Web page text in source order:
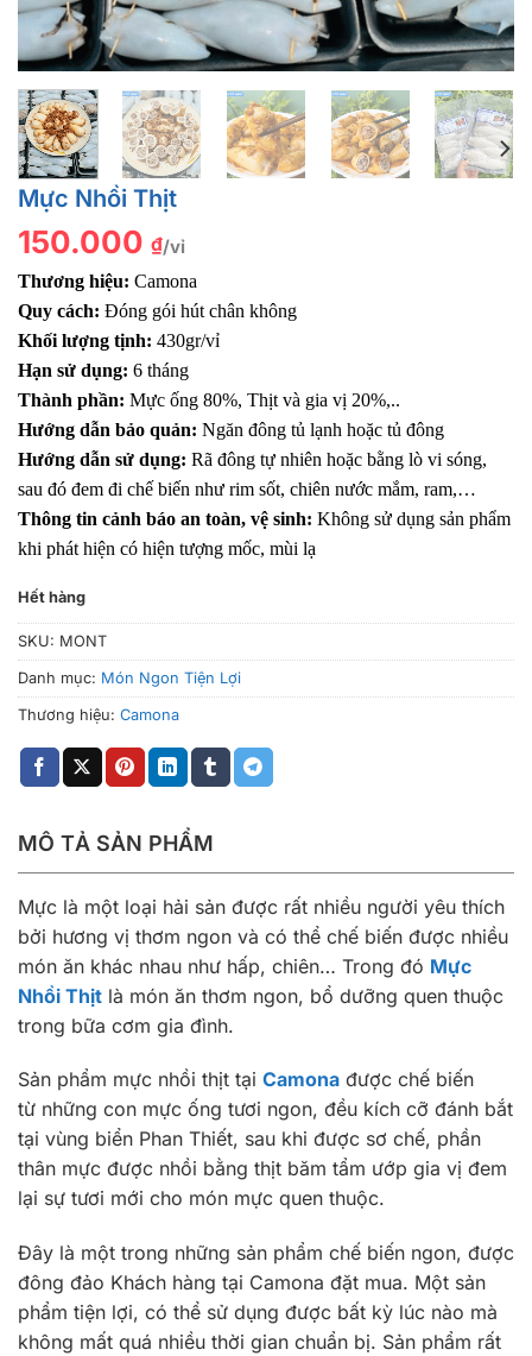
Mực Nhồi Thịt
150.000 ₫/vỉ
Thương hiệu: Camona
Quy cách: Đóng gói hút chân không
Khối lượng tịnh: 430gr/vỉ
Hạn sử dụng: 6 tháng
Thành phần: Mực ống 80%, Thịt và gia vị 20%,..
Hướng dẫn bảo quản: Ngăn đông tủ lạnh hoặc tủ đông
Hướng dẫn sử dụng: Rã đông tự nhiên hoặc bằng lò vi sóng,
sau đó đem đi chế biến như rim sốt, chiên nước mắm, ram,…
Thông tin cảnh báo an toàn, vệ sinh: Không sử dụng sản phẩm
khi phát hiện có hiện tượng mốc, mùi lạ
Hết hàng
SKU: MONT
Danh mục: Món Ngon Tiện Lợi
Thương hiệu: Camona
MÔ TẢ SẢN PHẨM
Mực là một loại hải sản được rất nhiều người yêu thích
bởi hương vị thơm ngon và có thể chế biến được nhiều
món ăn khác nhau như hấp, chiên… Trong đó Mực
Nhồi Thịt là món ăn thơm ngon, bổ dưỡng quen thuộc
trong bữa cơm gia đình.
Sản phẩm mực nhồi thịt tại Camona được chế biến
từ những con mực ống tươi ngon, đều kích cỡ đánh bắt
tại vùng biển Phan Thiết, sau khi được sơ chế, phần
thân mực được nhồi bằng thịt băm tẩm ướp gia vị đem
lại sự tươi mới cho món mực quen thuộc.
Đây là một trong những sản phẩm chế biến ngon, được
đông đảo Khách hàng tại Camona đặt mua. Một sản
phẩm tiện lợi, có thể sử dụng được bất kỳ lúc nào mà
không mất quá nhiều thời gian chuẩn bị. Sản phẩm rất